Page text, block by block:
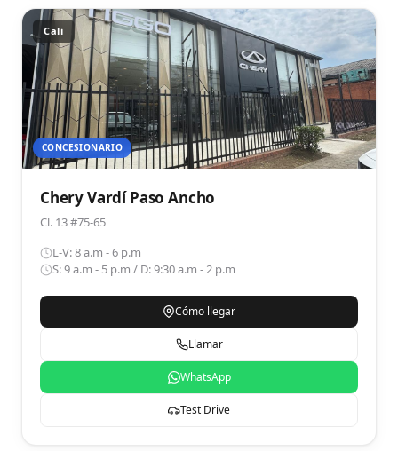
Cali
CONCESIONARIO
Chery Vardí Paso Ancho
Cl. 13 #75-65
L-V: 8 a.m - 6 p.m
S: 9 a.m - 5 p.m / D: 9:30 a.m - 2 p.m
Cómo llegar
Llamar
WhatsApp
Test Drive